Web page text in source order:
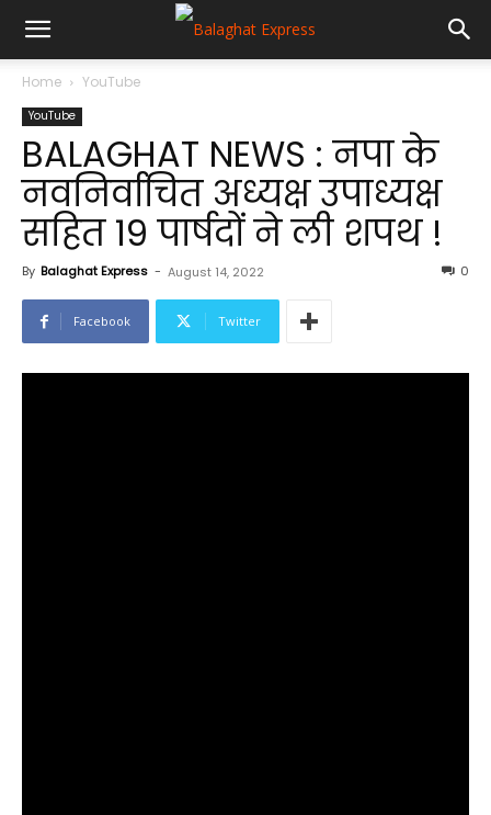
Home YouTube
YouTube
BALAGHAT NEWS : नपा के
नवनिर्वाचित अध्यक्ष उपाध्यक्ष
सहित 19 पार्षदों ने ली शपथ !
By Balaghat Express - August 14, 2022 0
Facebook Twitter